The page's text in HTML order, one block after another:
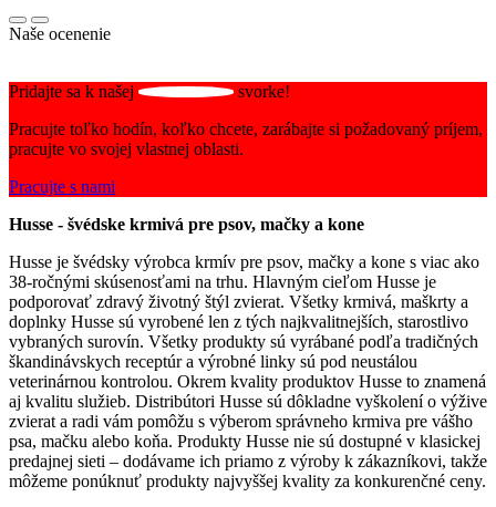
Naše ocenenie
Pridajte sa k našej
svorke!
Pracujte toľko hodín, koľko chcete, zarábajte si požadovaný príjem,
pracujte vo svojej vlastnej oblasti.
Pracujte s nami
Husse - švédske krmivá pre psov, mačky a kone
Husse je švédsky výrobca krmív pre psov, mačky a kone s viac ako
38-ročnými skúsenosťami na trhu. Hlavným cieľom Husse je
podporovať zdravý životný štýl zvierat. Všetky krmivá, maškrty a
doplnky Husse sú vyrobené len z tých najkvalitnejších, starostlivo
vybraných surovín. Všetky produkty sú vyrábané podľa tradičných
škandinávskych receptúr a výrobné linky sú pod neustálou
veterinárnou kontrolou. Okrem kvality produktov Husse to znamená
aj kvalitu služieb. Distribútori Husse sú dôkladne vyškolení o výžive
zvierat a radi vám pomôžu s výberom správneho krmiva pre vášho
psa, mačku alebo koňa. Produkty Husse nie sú dostupné v klasickej
predajnej sieti – dodávame ich priamo z výroby k zákazníkovi, takže
môžeme ponúknuť produkty najvyššej kvality za konkurenčné ceny.